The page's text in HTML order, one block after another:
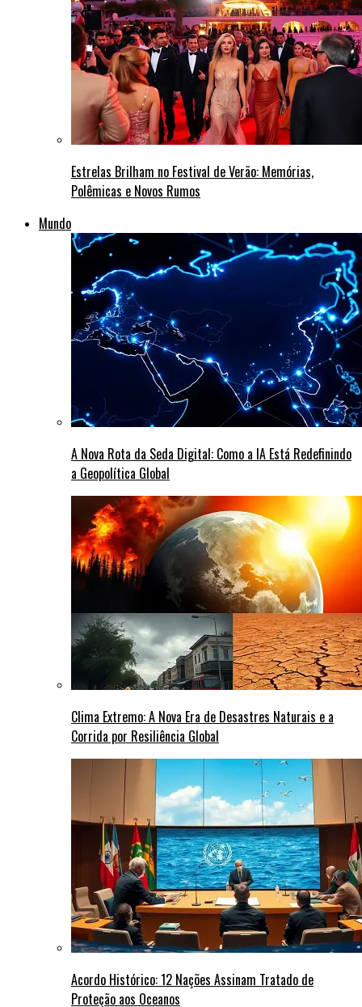
Estrelas Brilham no Festival de Verão: Memórias,
Polêmicas e Novos Rumos
Mundo
A Nova Rota da Seda Digital: Como a IA Está Redefinindo
a Geopolítica Global
Clima Extremo: A Nova Era de Desastres Naturais e a
Corrida por Resiliência Global
Acordo Histórico: 12 Nações Assinam Tratado de
Proteção aos Oceanos